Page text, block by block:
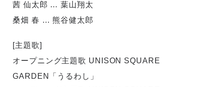
茜 仙太郎 … 葉山翔太
桑畑 春 … 熊谷健太郎
[主題歌]
オープニング主題歌 UNISON SQUARE
GARDEN「うるわし」